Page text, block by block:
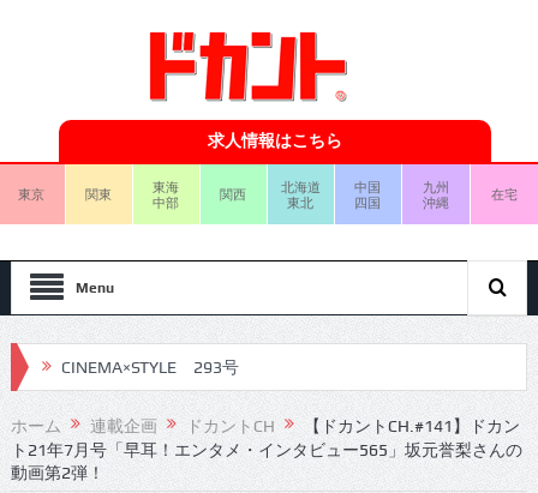
求人情報はこちら
東京 関東
東海
中部
関西
北海道
東北
中国
四国
九州
沖縄
在宅
Menu
CINEMA×STYLE 293号
CINEMA×STYLE 292号
CINEMA×STYLE 291号
ホーム 連載企画 ドカントCH
【ドカントCH.#141】ドカン
ト21年7月号「早耳！エンタメ・インタビュー565」坂元誉梨さんの
動画第2弾！